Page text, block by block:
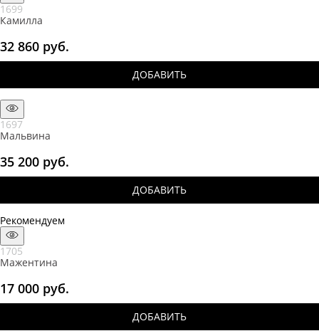
1699
Камилла
32 860 руб.
ДОБАВИТЬ
1697
Мальвина
35 200 руб.
ДОБАВИТЬ
Рекомендуем
1705
Мажентина
17 000 руб.
ДОБАВИТЬ